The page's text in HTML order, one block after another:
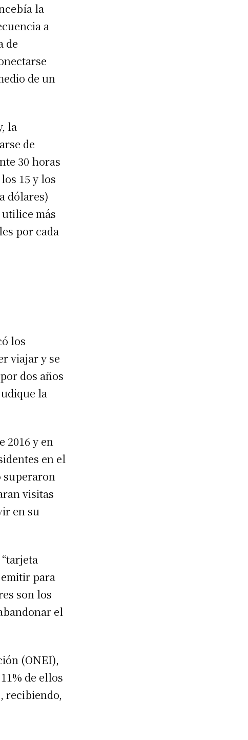
la
a
de
de un
la
de
30 horas
15 y los
dólares)
más
por cada
los
viajar y se
dos años
la
2016 y en
en el
superaron
visitas
en su
para
son los
el
(ONEI),
de ellos
recibiendo,